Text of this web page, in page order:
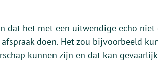
dat het met een uitwendige echo
doen. Het zou bijvoorbeeld
kunnen zijn en dat kan